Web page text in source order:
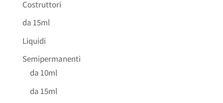
Costruttori
da 15ml
Liquidi
Semipermanenti
da 10ml
da 15ml